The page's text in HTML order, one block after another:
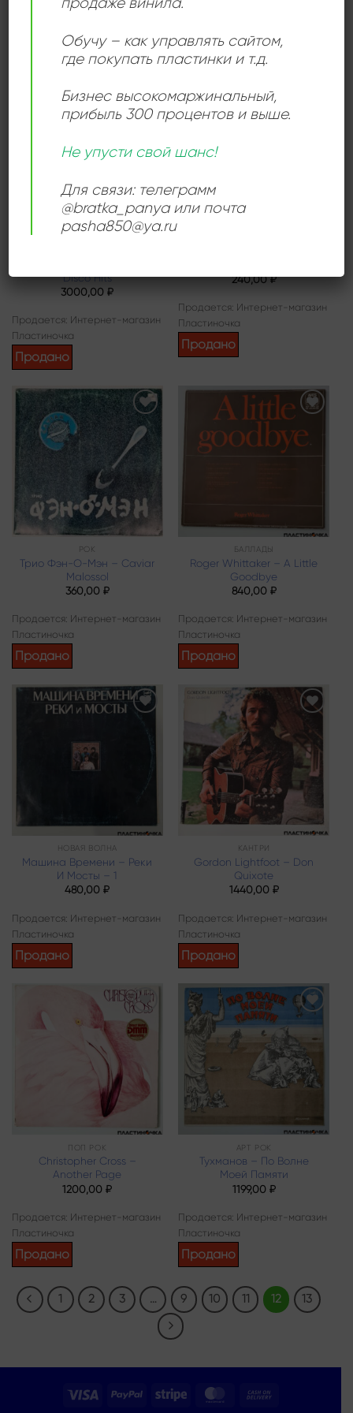
Продается: Интернет-магазин
Продано
Пластиночка
Продано
Disco Hits
3000,00₽
Продается: Интернет-магазин
Пластиночка
Продано
240,00₽
Продается: Интернет-магазин
Пластиночка
Продано
Add to
wishlist
РОК
Трио Фэн-О-Мэн – Caviar
Malossol
360,00 ₽
Продается: Интернет-магазин
Пластиночка
Продано
wishlist
БАЛЛАДЫ
Roger Whittaker – A Little
Goodbye
840,00 ₽
Продается: Интернет-магазин
Пластиночка
Продано
НОВАЯ ВОЛНА
Машина Времени – Реки
И Мосты – 1
480,00₽
Продается: Интернет-магазин
Пластиночка
Продано
wishlist
КАНТРИ
Gordon Lightfoot – Don
Quixote
1440,00 ₽
Продается: Интернет-магазин
Пластиночка
Продано
Add to
wishlist
ПОП РОК
Christopher Cross –
Another Page
1200,00₽
Продается: Интернет-магазин
Пластиночка
Продано
Add to
АРТ РОК
Тухманов – По Волне
Моей Памяти
1199,00 ₽
Продается: Интернет-магазин
Пластиночка
Продано
1 2 3 … 9 10 11 12 13
Visa PayPal Stripe MasterCard
Обучу – как управлять сайтом,
где покупать пластинки и т.д.
Бизнес высокомаржинальный,
прибыль 300 процентов и выше.
Не упусти свой шанс!
Для связи: телеграмм
@bratka_panya или почта
pasha850@ya.ru